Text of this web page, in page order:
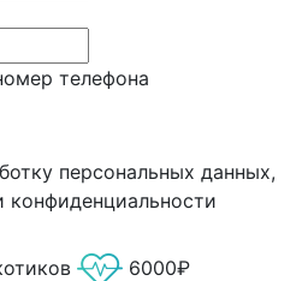
телефона
персональных данных,
конфиденциальности
6000₽